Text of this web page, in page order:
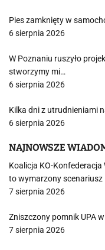
Pies zamknięty w
6 sierpnia 2026
W Poznaniu ruszyło
stworzymy mi…
6 sierpnia 2026
Kilka dni z utrudnieniami
6 sierpnia 2026
NAJNOWSZE
Koalicja KO-Konfederacja
to wymarzony scenariusz
7 sierpnia 2026
Zniszczony pomnik UPA
7 sierpnia 2026